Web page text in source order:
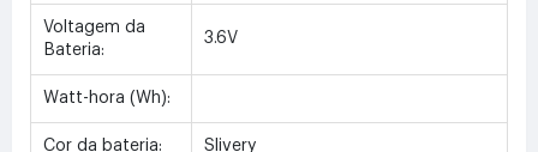
Voltagem da
Bateria:
3.6V
Watt-hora (Wh):
Cor da bateria: Slivery